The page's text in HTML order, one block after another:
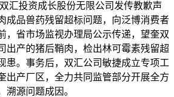
投资成长股份无限公司发传教歉声
成品兽药残留超标问题，向泛博消费者
，省市场监视办理局公示传递，望奎双
出产的猪后鞘肉，检出林可霉素残留超
患。事务后，双汇公司敏捷成立专项工
出产厂区，全力共同监管部分开展全方
溯源问题成因。